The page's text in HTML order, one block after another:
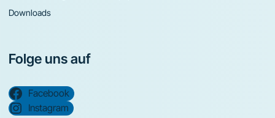
Downloads
Folge uns auf
Facebook
Instagram